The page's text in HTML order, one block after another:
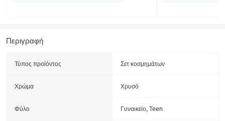
Περιγραφή
Τύπος προϊόντος Σετ κοσμημάτων
Χρώμα Χρυσό
Φύλο Γυναικείο, Teen